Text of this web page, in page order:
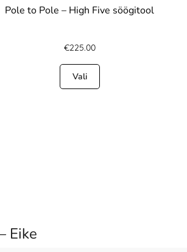
Pole to Pole – High Five söögitool
€225.00
Vali
Eike